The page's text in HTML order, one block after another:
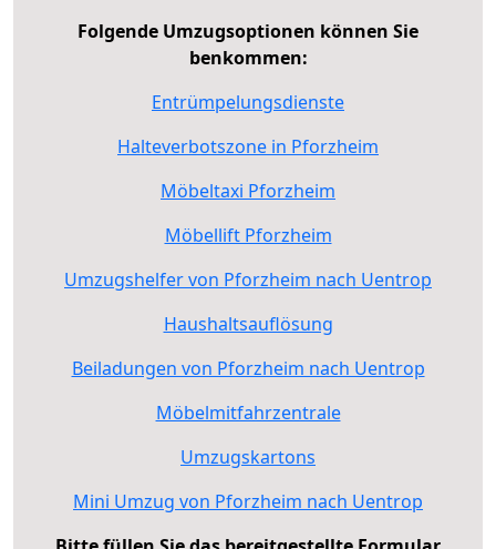
Folgende Umzugsoptionen können Sie
benkommen:
Entrümpelungsdienste
Halteverbotszone in Pforzheim
Möbeltaxi Pforzheim
Möbellift Pforzheim
Umzugshelfer von Pforzheim nach Uentrop
Haushaltsauflösung
Beiladungen von Pforzheim nach Uentrop
Möbelmitfahrzentrale
Umzugskartons
Mini Umzug von Pforzheim nach Uentrop